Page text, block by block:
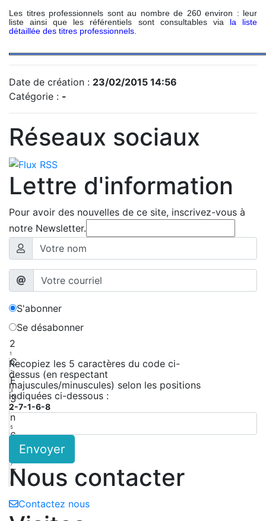
Les titres professionnels sont au nombre de 260 environ : leur
liste ainsi que les référentiels sont consultables via
la liste
détaillée des titres professionnels.
Date de création : 23/02/2015 14:56
Catégorie : -
Réseaux sociaux
Lettre d'information
Pour avoir des nouvelles de ce site, inscrivez-vous à
notre Newsletter.
S'abonner
Se désabonner
2
1
C
2
E
3
3
4
n
5
6
7
T
8
Recopiez les 5 caractères du code ci-
dessus (en respectant
majuscules/minuscules) selon les positions
indiquées ci-dessous :
2-7-1-6-8
Envoyer
Nous contacter
Contactez nous